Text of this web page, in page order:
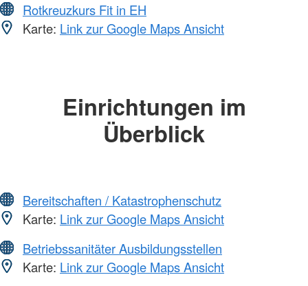
Rotkreuzkurs Fit in EH
Karte: Link zur Google Maps Ansicht
Einrichtungen im
Überblick
Bereitschaften / Katastrophenschutz
Karte: Link zur Google Maps Ansicht
Betriebssanitäter Ausbildungsstellen
Karte: Link zur Google Maps Ansicht